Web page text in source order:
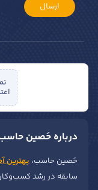
ارسال
درباره حَصین
حَصین حاسب، بهترین
سابقه در رشد